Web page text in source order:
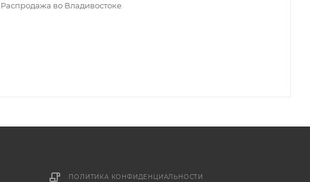
Распродажа во Владивостоке
ПОЛИТИКА КОНФИДЕНЦИАЛЬНОСТИ